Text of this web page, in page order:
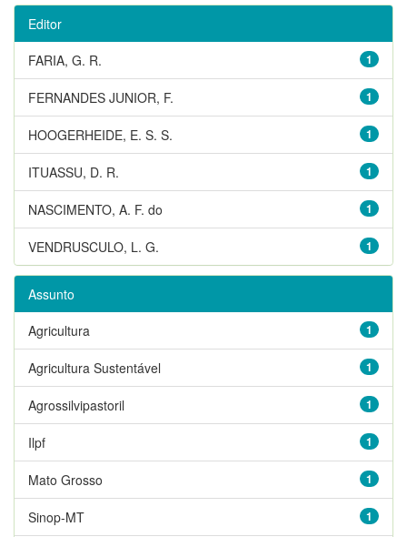
Editor
1
FARIA, G. R.
1
FERNANDES JUNIOR, F.
1
HOOGERHEIDE, E. S. S.
1
ITUASSU, D. R.
1
NASCIMENTO, A. F. do
1
VENDRUSCULO, L. G.
Assunto
1
Agricultura
1
Agricultura Sustentável
1
Agrossilvipastoril
1
Ilpf
1
Mato Grosso
1
Sinop-MT